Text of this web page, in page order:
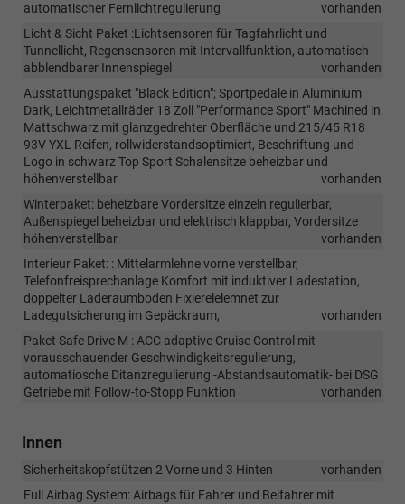
automatischer Fernlichtregulierung
vorhanden
Licht & Sicht Paket :Lichtsensoren für Tagfahrlicht und
Tunnellicht, Regensensoren mit Intervallfunktion, automatisch
abblendbarer Innenspiegel
vorhanden
Ausstattungspaket "Black Edition"; Sportpedale in Aluminium
Dark, Leichtmetallräder 18 Zoll "Performance Sport" Machined in
Mattschwarz mit glanzgedrehter Oberfläche und 215/45 R18
93V YXL Reifen, rollwiderstandsoptimiert, Beschriftung und
Logo in schwarz Top Sport Schalensitze beheizbar und
höhenverstellbar
vorhanden
Winterpaket: beheizbare Vordersitze einzeln regulierbar,
Außenspiegel beheizbar und elektrisch klappbar, Vordersitze
höhenverstellbar
vorhanden
Interieur Paket: : Mittelarmlehne vorne verstellbar,
Telefonfreisprechanlage Komfort mit induktiver Ladestation,
doppelter Laderaumboden Fixierelelemnet zur
Ladegutsicherung im Gepäckraum,
vorhanden
Paket Safe Drive M : ACC adaptive Cruise Control mit
vorausschauender Geschwindigkeitsregulierung,
automatiosche Ditanzregulierung -Abstandsautomatik- bei DSG
Getriebe mit Follow-to-Stopp Funktion
vorhanden
Innen
Sicherheitskopfstützen 2 Vorne und 3 Hinten
vorhanden
Full Airbag System: Airbags für Fahrer und Beifahrer mit